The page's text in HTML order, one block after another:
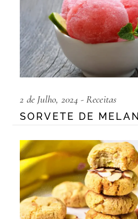
2 de Julho, 2024 Receitas
SORVETE DE